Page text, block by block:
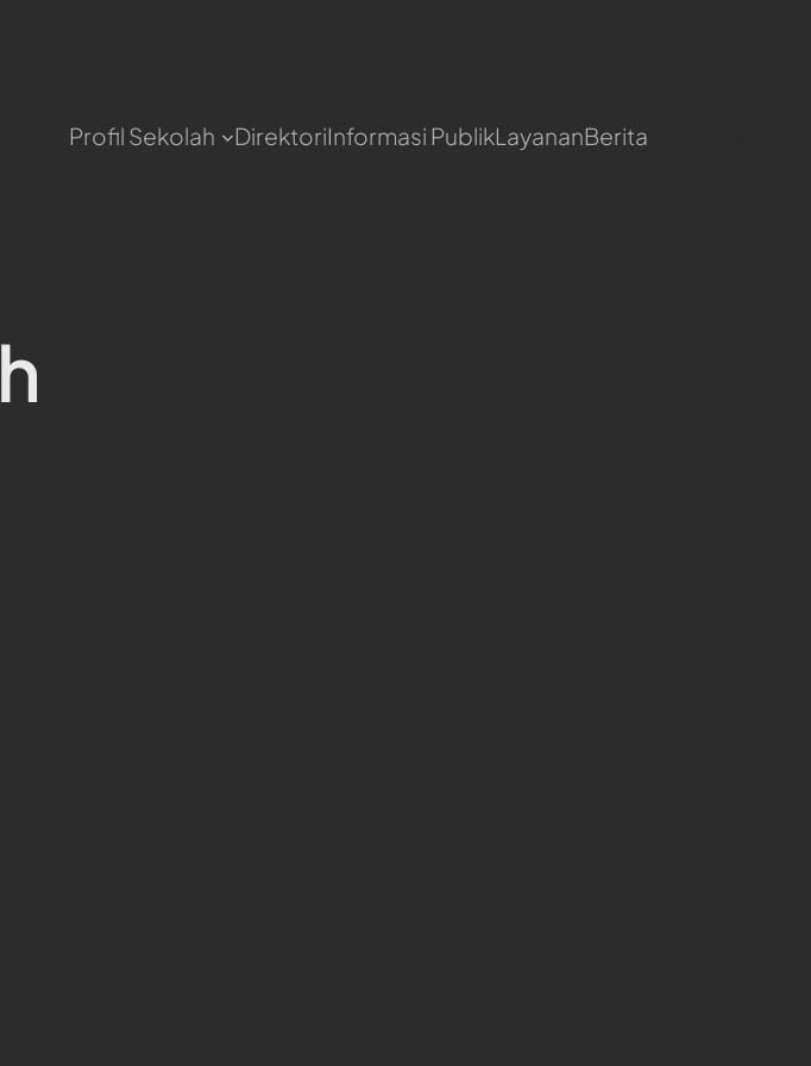
Profil Sekolah DirektoriInformasi PublikLayananBerita